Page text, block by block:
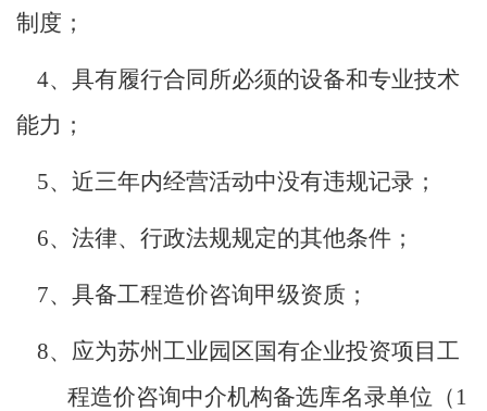
制度；
4、具有履行合同所必须的设备和专业技术
能力；
5、近三年内经营活动中没有违规记录；
6、法律、行政法规规定的其他条件；
7、具备工程造价咨询甲级资质；
8、应为苏州工业园区国有企业投资项目工
程造价咨询中介机构备选库名录单位（1